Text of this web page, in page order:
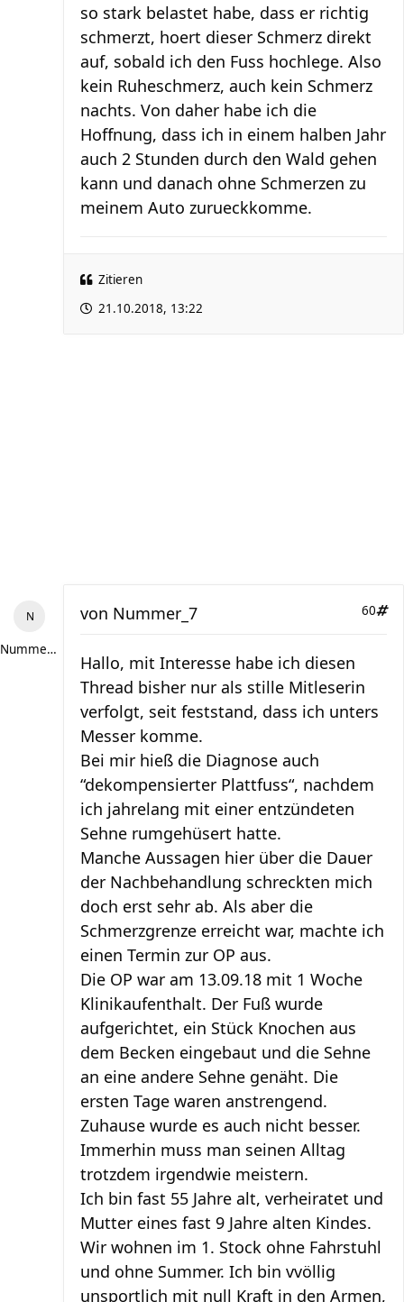
so stark belastet habe, dass er richtig
schmerzt, hoert dieser Schmerz direkt
auf, sobald ich den Fuss hochlege. Also
kein Ruheschmerz, auch kein Schmerz
nachts. Von daher habe ich die
Hoffnung, dass ich in einem halben Jahr
auch 2 Stunden durch den Wald gehen
kann und danach ohne Schmerzen zu
meinem Auto zurueckkomme.
Zitieren
21.10.2018, 13:22
Nummer_7
60
von Nummer_7
Hallo, mit Interesse habe ich diesen
Thread bisher nur als stille Mitleserin
verfolgt, seit feststand, dass ich unters
Messer komme.
Bei mir hieß die Diagnose auch
“dekompensierter Plattfuss“, nachdem
ich jahrelang mit einer entzündeten
Sehne rumgehüsert hatte.
Manche Aussagen hier über die Dauer
der Nachbehandlung schreckten mich
doch erst sehr ab. Als aber die
Schmerzgrenze erreicht war, machte ich
einen Termin zur OP aus.
Die OP war am 13.09.18 mit 1 Woche
Klinikaufenthalt. Der Fuß wurde
aufgerichtet, ein Stück Knochen aus
dem Becken eingebaut und die Sehne
an eine andere Sehne genäht. Die
ersten Tage waren anstrengend.
Zuhause wurde es auch nicht besser.
Immerhin muss man seinen Alltag
trotzdem irgendwie meistern.
Ich bin fast 55 Jahre alt, verheiratet und
Mutter eines fast 9 Jahre alten Kindes.
Wir wohnen im 1. Stock ohne Fahrstuhl
und ohne Summer. Ich bin vvöllig
unsportlich mit null Kraft in den Armen,